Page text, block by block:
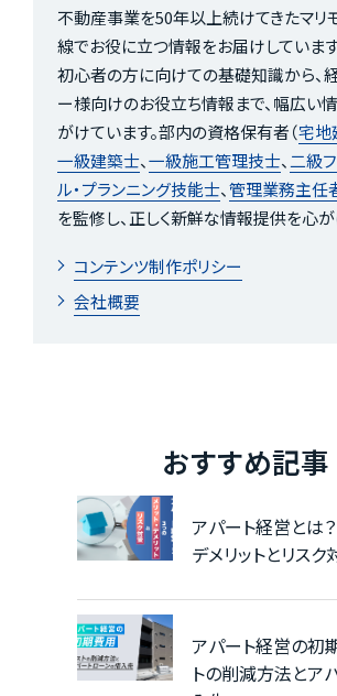
不動産事業を50年以上続けてきたマリ
線でお役に立つ情報をお届けしていま
初心者の方に向けての基礎知識から、
ー様向けのお役立ち情報まで、幅広い
がけています。部内の資格保有者（宅地
一級建築士、一級施工管理技士、 二級
ル・プランニング技能士、管理業務主任
を監修し、正しく新鮮な情報提供を心が
コンテンツ制作ポリシー
会社概要
おすすめ記事
アパート経営とは？
デメリットとリスク
アパート経営の初
トの削減方法とア